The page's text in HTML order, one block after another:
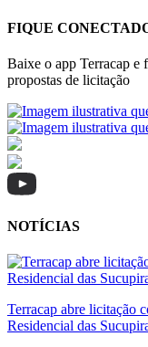
FIQUE
Baixe o app Terracap e
propostas de licitação
NOTÍCIAS
Terracap abre licitação
Residencial das